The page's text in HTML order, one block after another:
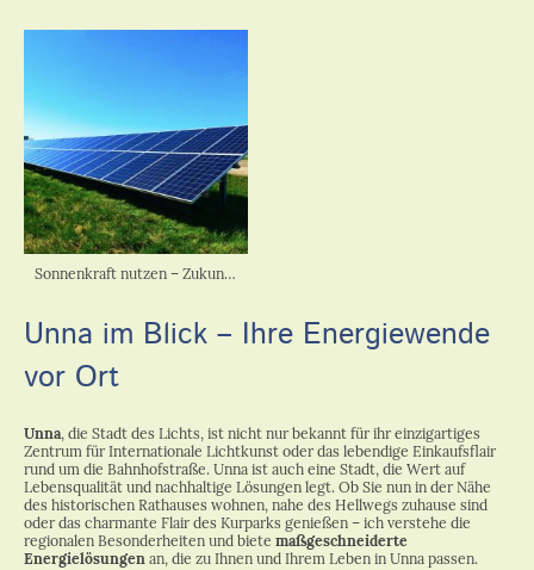
Sonnenkraft nutzen – Zukunft gestalten.
Unna im Blick – Ihre Energiewende
vor Ort
Unna, die Stadt des Lichts, ist nicht nur bekannt für ihr einzigartiges
Zentrum für Internationale Lichtkunst oder das lebendige Einkaufsflair
rund um die Bahnhofstraße. Unna ist auch eine Stadt, die Wert auf
Lebensqualität und nachhaltige Lösungen legt. Ob Sie nun in der Nähe
des historischen Rathauses wohnen, nahe des Hellwegs zuhause sind
oder das charmante Flair des Kurparks genießen – ich verstehe die
regionalen Besonderheiten und biete maßgeschneiderte
Energielösungen an, die zu Ihnen und Ihrem Leben in Unna passen.